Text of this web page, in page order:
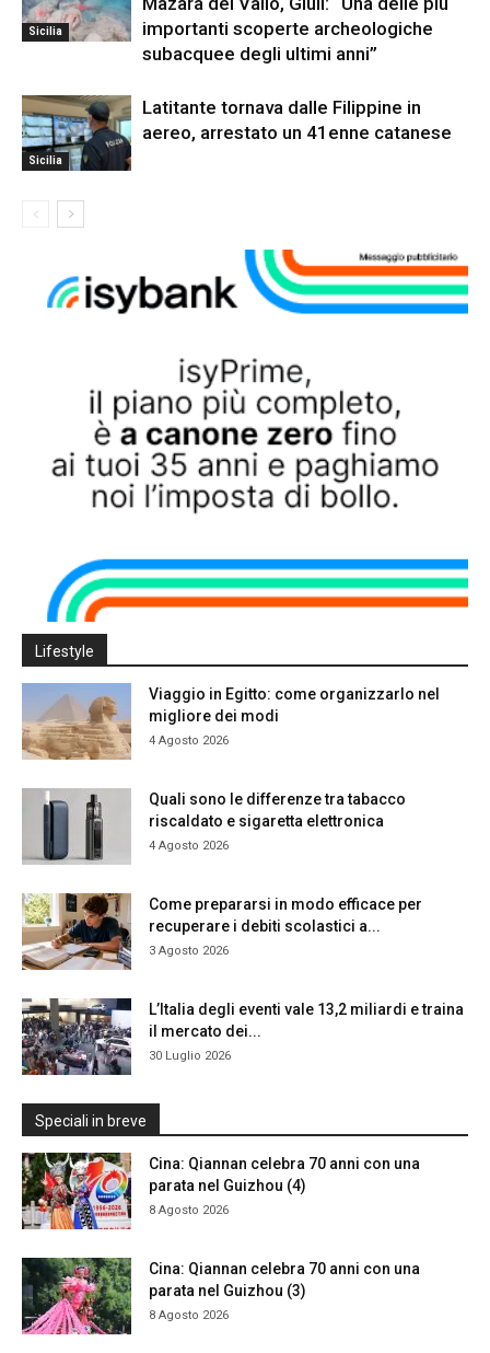
Sicilia
importanti scoperte archeologiche
subacquee degli ultimi anni”
Sicilia
Latitante tornava dalle Filippine in
aereo, arrestato un 41enne catanese
Lifestyle
Viaggio in Egitto: come organizzarlo nel
migliore dei modi
4 Agosto 2026
Quali sono le differenze tra tabacco
riscaldato e sigaretta elettronica
4 Agosto 2026
Come prepararsi in modo efficace per
recuperare i debiti scolastici a...
3 Agosto 2026
L’Italia degli eventi vale 13,2 miliardi e traina
il mercato dei...
30 Luglio 2026
Speciali in breve
Cina: Qiannan celebra 70 anni con una
parata nel Guizhou (4)
8 Agosto 2026
Cina: Qiannan celebra 70 anni con una
parata nel Guizhou (3)
8 Agosto 2026